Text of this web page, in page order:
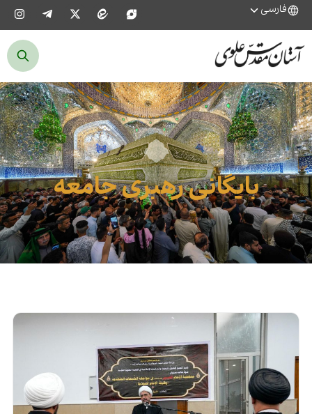
فارسی
بایگانی رهبری جامعه